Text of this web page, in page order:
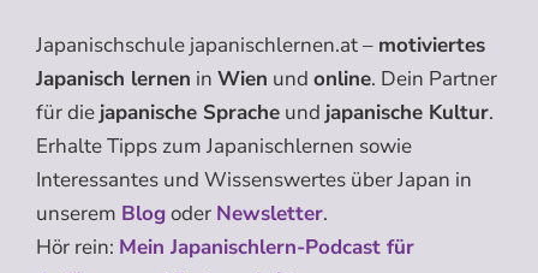
Japanischschule japanischlernen.at – motiviertes
Japanisch lernen in Wien und online. Dein Partner
für die japanische Sprache und japanische Kultur.
Erhalte Tipps zum Japanischlernen sowie
Interessantes und Wissenswertes über Japan in
unserem Blogoder Newsletter.
Hör rein: Mein Japanischlern-Podcast für